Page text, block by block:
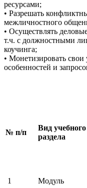
ресурсами;
• Разрешать
межличностного
• Осуществлять
т.ч. с должностными
коучинга;
• Монетизировать
особенностей и
№ п/п
Вид учебного
раздела
1 Модуль